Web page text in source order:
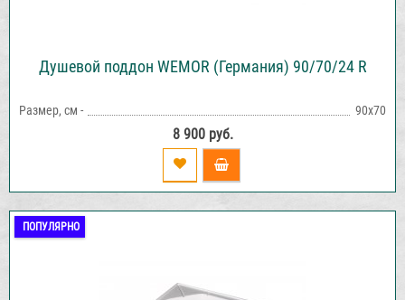
Душевой поддон WEMOR (Германия) 90/70/24 R
Размер, см - 90х70
8 900 руб.
ПОПУЛЯРНО